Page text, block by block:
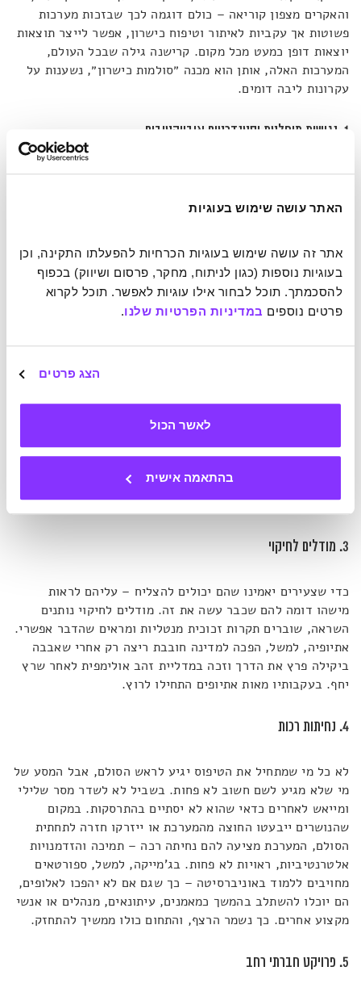
האתר עושה שימוש בעוגיות
פרטים נוספים במדיניות הפרטיות שלנו.
הצג פרטים
לאשר הכול
בהתאמה אישית
והאקרים מצפון קוריאה – כולם דוגמה לכך שבזכות מערכות
פשוטות אך עקביות לאיתור וטיפוח כישרון, אפשר לייצר תוצאות
יוצאות דופן כמעט מכל מקום. קרישנה גילה שבכל העולם,
המערכות האלה, אותן הוא מכנה ״סולמות כישרון״, נשענות על
עקרונות ליבה דומים.
1. נגישות מוחלטת וסטנדרטים אובייקטיבים
המערכת צריכה להיות פתוחה לכל אחד, בלי קשר לרקע או
תיאורטית – ולכן יש להסיר מחסומים כמו עלויות, מרחק או
דווקא בשכונות העניות ביותר. במקביל, נשמרים סטנדרטים
אובייקטיביים כדי למנוע העדפה או נפוטיזם. בג'מייקה, למשל,
גם אם התחרות מתקיימת על מסלול עפר ובתנאים פשוטים –
מדידת הזמנים מתבצעת בציוד מקצועי וברמה עולמית. רק
דרגות ההתקדמות מהחובבני ביותר ועד הרמה המקצוענית,
ולוודא שהמעבר ביניהן ריאלי, ללא כל דילוג או פערים. בדרום
תחרויות – ממועדונים מקומיים, דרך מסגרות בינוניות, ועד
תחרויות בינלאומיות.
3. מודלים לחיקוי
כדי שצעירים יאמינו שהם יכולים להצליח – עליהם לראות
מישהו דומה להם שכבר עשה את זה. מודלים לחיקוי נותנים
השראה, שוברים תקרות זכוכית מנטליות ומראים שהדבר אפשרי.
אתיופיה, למשל, הפכה למדינה חובבת ריצה רק אחרי שאבבה
ביקילה פרץ את הדרך וזכה במדליית זהב אולימפית לאחר שרץ
יחף. בעקבותיו מאות אתיופים התחילו לרוץ.
4. נחיתות רכות
לא כל מי שמתחיל את הטיפוס יגיע לראש הסולם, אבל המסע של
מי שלא מגיע לשם חשוב לא פחות. בשביל לא לשדר מסר שלילי
ומייאש לאחרים כדאי שהוא לא יסתיים בהתרסקות. במקום
שהנושרים ייבעטו החוצה מהמערכת או ייזרקו חזרה לתחתית
הסולם, המערכת מציעה להם נחיתה רכה – תמיכה והזדמנויות
אלטרנטיביות, ראויות לא פחות. בג'מייקה, למשל, ספורטאים
מחויבים ללמוד באוניברסיטה – כך שגם אם לא יהפכו לאלופים,
הם יוכלו להשתלב בהמשך כמאמנים, עיתונאים, מנהלים או אנשי
מקצוע אחרים. כך נשמר הרצף, והתחום כולו ממשיך להתחזק.
5. פרויקט חברתי רחב